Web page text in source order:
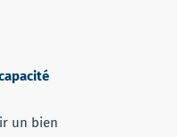
un bien